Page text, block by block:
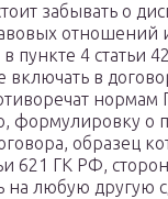
забывать о
отношений
пункте 4 статьи
включать в
нормам
формулировку о
образец
621 ГК РФ,
на любую другую